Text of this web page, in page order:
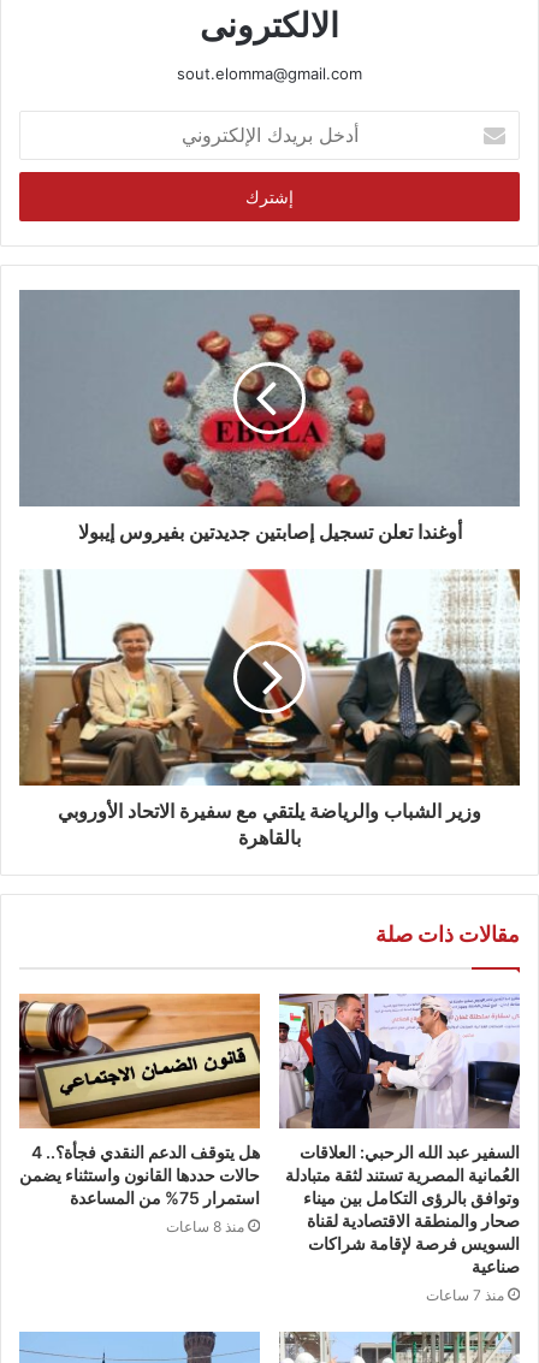
الالكترونى
sout.elomma@gmail.com
بريدك
الإلكتروني
أوغندا تعلن تسجيل إصابتين جديدتين بفيروس إيبولا
وزير الشباب والرياضة يلتقي مع سفيرة الاتحاد الأوروبي
بالقاهرة
مقالات ذات صلة
السفير عبد الله الرحبي: العلاقات
العُمانية المصرية تستند لثقة متبادلة
وتوافق بالرؤى التكامل بين ميناء
صحار والمنطقة الاقتصادية لقناة
السويس فرصة لإقامة شراكات
صناعية
منذ 7 ساعات
هل يتوقف الدعم النقدي فجأة؟.. 4
حالات حددها القانون واستثناء يضمن
استمرار 75% من المساعدة
منذ 8 ساعات